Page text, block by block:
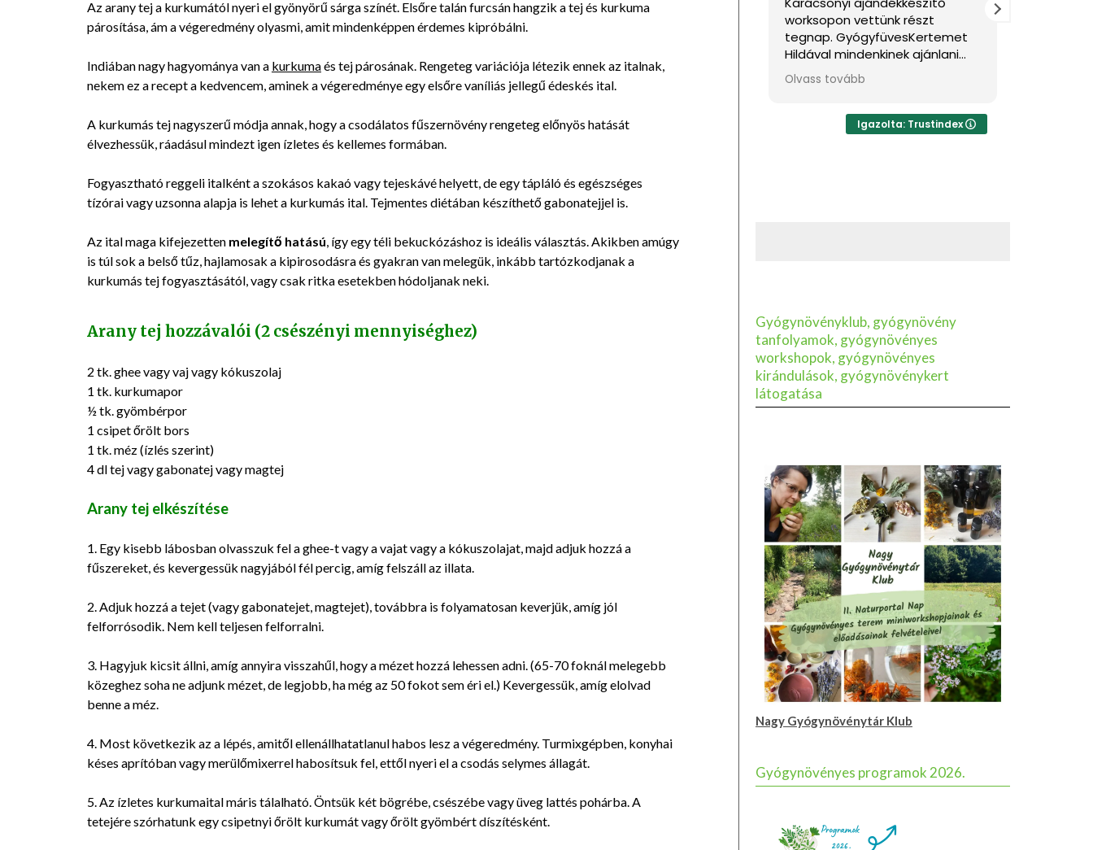
2018-
11-
26
Az arany tej a kurkumától nyeri el gyönyörű sárga színét. Elsőre talán furcsán hangzik a tej és kurkuma
párosítása, ám a végeredmény olyasmi, amit mindenképpen érdemes kipróbálni.
Indiában nagy hagyománya van a kurkumaés tej párosának. Rengeteg variációja létezik ennek az italnak,
nekem ez a recept a kedvencem, aminek a végeredménye egy elsőre vaníliás jellegű édeskés ital.
A kurkumás tej nagyszerű módja annak, hogy a csodálatos fűszernövény rengeteg előnyös hatását
élvezhessük, ráadásul mindezt igen ízletes és kellemes formában.
Fogyasztható reggeli italként a szokásos kakaó vagy tejeskávé helyett, de egy tápláló és egészséges
tízórai vagy uzsonna alapja is lehet a kurkumás ital. Tejmentes diétában készíthető gabonatejjel is.
Az ital maga kifejezetten melegítő hatású, így egy téli bekuckózáshoz is ideális választás. Akikben amúgy
is túl sok a belső tűz, hajlamosak a kipirosodásra és gyakran van melegük, inkább tartózkodjanak a
kurkumás tej fogyasztásától, vagy csak ritka esetekben hódoljanak neki.
Arany tej hozzávalói (2 csészényi mennyiséghez)
2 tk. ghee vagy vaj vagy kókuszolaj
1 tk. kurkumapor
½ tk. gyömbérpor
1 csipet őrölt bors
1 tk. méz (ízlés szerint)
4 dl tej vagy gabonatej vagy magtej
Arany tej elkészítése
1. Egy kisebb lábosban olvasszuk fel a ghee-t vagy a vajat vagy a kókuszolajat, majd adjuk hozzá a
fűszereket, és kevergessük nagyjából fél percig, amíg felszáll az illata.
2. Adjuk hozzá a tejet (vagy gabonatejet, magtejet), továbbra is folyamatosan keverjük, amíg jól
felforrósodik. Nem kell teljesen felforralni.
3. Hagyjuk kicsit állni, amíg annyira visszahűl, hogy a mézet hozzá lehessen adni. (65-70 foknál melegebb
közeghez soha ne adjunk mézet, de legjobb, ha még az 50 fokot sem éri el.) Kevergessük, amíg elolvad
benne a méz.
4. Most következik az a lépés, amitől ellenállhatatlanul habos lesz a végeredmény. Turmixgépben, konyhai
késes aprítóban vagy merülőmixerrel habosítsuk fel, ettől nyeri el a csodás selymes állagát.
5. Az ízletes kurkumaital máris tálalható. Öntsük két bögrébe, csészébe vagy üveg lattés pohárba. A
tetejére szórhatunk egy csipetnyi őrölt kurkumát vagy őrölt gyömbért díszítésként.
worksopon vettünk részt
tegnap. GyógyfüvesKertemet
Hildával mindenkinek ajánlani
tudom, ha feltöltődésre,
egyben tudásra vágyik kellemes
több csillagot adni, akkor azt
Sok hasznos információval
Igazolta: Trustindex
Gyógynövényklub, gyógynövény
tanfolyamok, gyógynövényes
workshopok, gyógynövényes
kirándulások, gyógynövénykert
látogatása
Nagy Gyógynövénytár Klub
Gyógynövényes programok 2026.